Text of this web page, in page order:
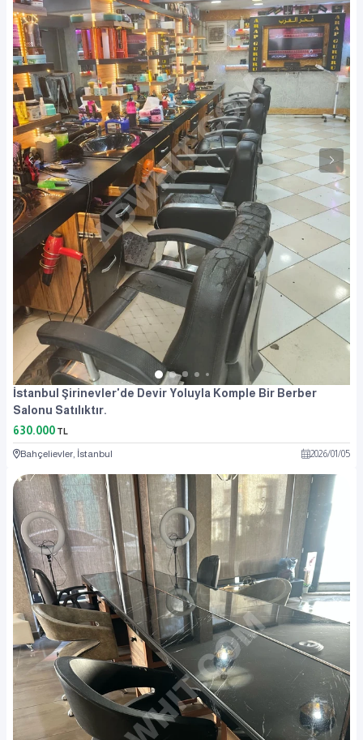
İstanbul Şirinevler'de Devir Yoluyla Komple Bir Berber
Salonu Satılıktır.
630.000 TL
Bahçelievler, İstanbul 2026/01/05